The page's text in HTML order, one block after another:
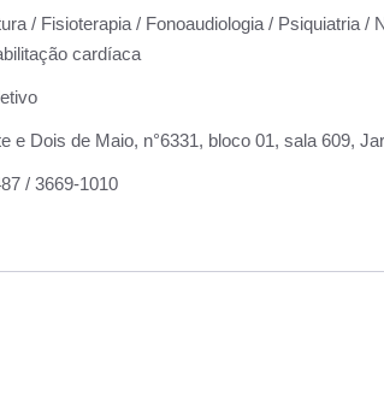
/ Fisioterapia / Fonoaudiologia / Psiquiatria /
cardíaca
e Dois de Maio, n°6331, bloco 01, sala 609,
/ 3669-1010